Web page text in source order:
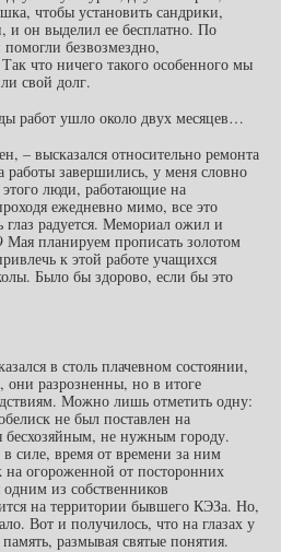
чтобы установить сандрики,
и он выделил ее бесплатно. По
безвозмездно,
что ничего такого особенного мы
свой долг.
работ ушло около двух месяцев…
– высказался относительно ремонта
завершились, у меня словно
люди, работающие на
ежедневно мимо, все это
глаз радуется. Мемориал ожил и
планируем прописать золотом
к этой работе учащихся
Было бы здорово, если бы это
в столь плачевном состоянии,
они разрозненны, но в итоге
Можно лишь отметить одну:
не был поставлен на
бесхозяйным, не нужным городу.
силе, время от времени за ним
на огороженной от посторонних
из собственников
на территории бывшего КЭЗа. Но,
Вот и получилось, что на глазах у
размывая святые понятия.